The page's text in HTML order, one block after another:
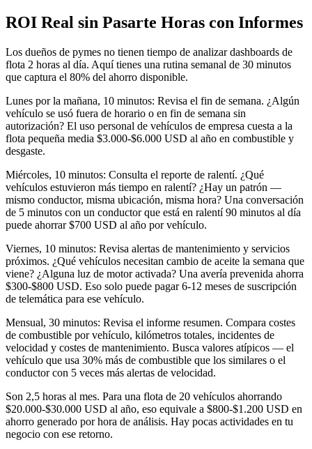
ROI Real sin Pasarte Horas con Informes
Los dueños de pymes no tienen tiempo de analizar dashboards de
flota 2 horas al día. Aquí tienes una rutina semanal de 30 minutos
que captura el 80% del ahorro disponible.
Lunes por la mañana, 10 minutos: Revisa el fin de semana. ¿Algún
vehículo se usó fuera de horario o en fin de semana sin
autorización? El uso personal de vehículos de empresa cuesta a la
flota pequeña media $3.000-$6.000 USD al año en combustible y
desgaste.
Miércoles, 10 minutos: Consulta el reporte de ralentí. ¿Qué
vehículos estuvieron más tiempo en ralentí? ¿Hay un patrón —
mismo conductor, misma ubicación, misma hora? Una conversación
de 5 minutos con un conductor que está en ralentí 90 minutos al día
puede ahorrar $700 USD al año por vehículo.
Viernes, 10 minutos: Revisa alertas de mantenimiento y servicios
próximos. ¿Qué vehículos necesitan cambio de aceite la semana que
viene? ¿Alguna luz de motor activada? Una avería prevenida ahorra
$300-$800 USD. Eso solo puede pagar 6-12 meses de suscripción
de telemática para ese vehículo.
Mensual, 30 minutos: Revisa el informe resumen. Compara costes
de combustible por vehículo, kilómetros totales, incidentes de
velocidad y costes de mantenimiento. Busca valores atípicos — el
vehículo que usa 30% más de combustible que los similares o el
conductor con 5 veces más alertas de velocidad.
Son 2,5 horas al mes. Para una flota de 20 vehículos ahorrando
$20.000-$30.000 USD al año, eso equivale a $800-$1.200 USD en
ahorro generado por hora de análisis. Hay pocas actividades en tu
negocio con ese retorno.